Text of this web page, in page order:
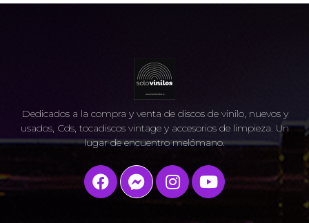
Dedicados a la compra y venta de discos de vinilo, nuevos y
usados, Cds, tocadiscos vintage y accesorios de limpieza. Un
lugar de encuentro melómano.